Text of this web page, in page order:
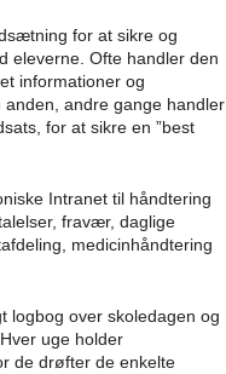
for at sikre og
eleverne. Ofte handler den
informationer og
andre gange handler
for at sikre en ”best
Intranet til håndtering
fravær, daglige
medicinhåndtering
over skoledagen og
uge holder
de drøfter de enkelte